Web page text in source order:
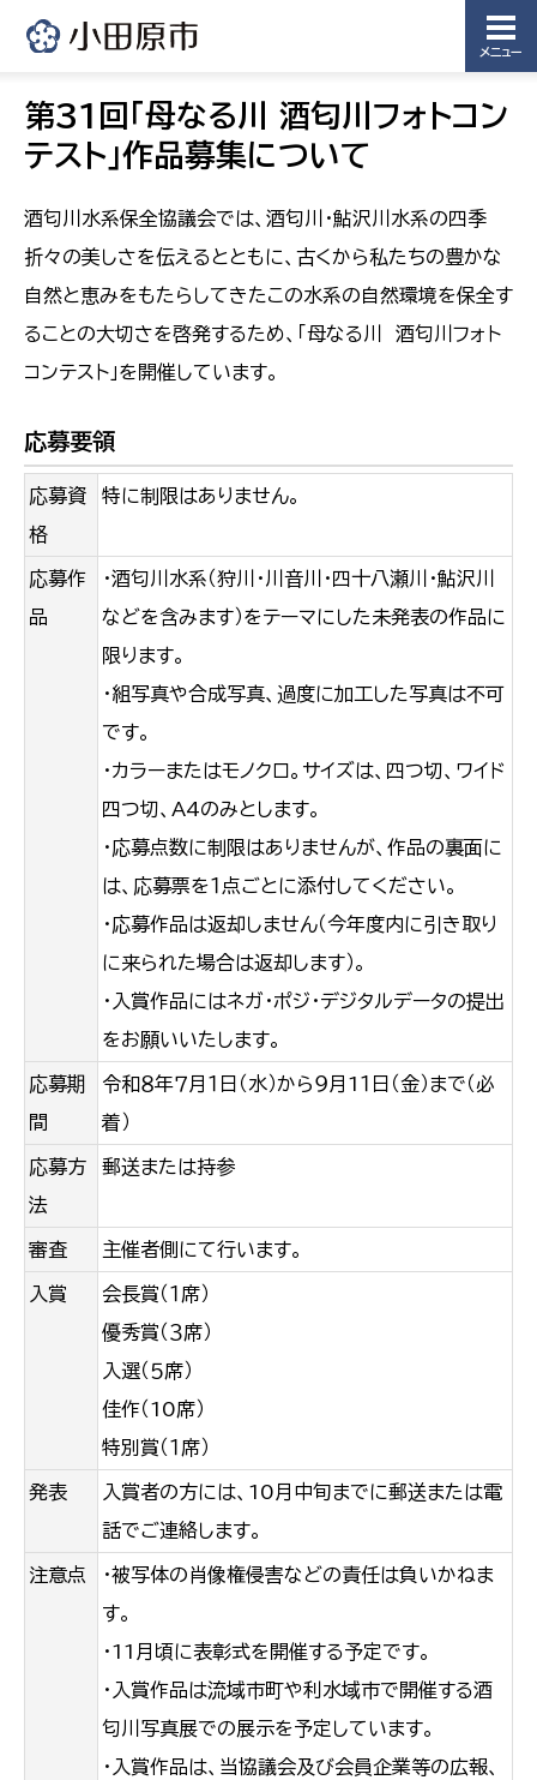
メニュー
第31回「母なる川 酒匂川フォトコン
テスト」作品募集について
酒匂川水系保全協議会では、酒匂川・鮎沢川水系の四季
折々の美しさを伝えるとともに、古くから私たちの豊かな
自然と恵みをもたらしてきたこの水系の自然環境を保全す
ることの大切さを啓発するため、「母なる川 酒匂川フォト
コンテスト」を開催しています。
応募要領
応募資
格
特に制限はありません。
応募作
品
・酒匂川水系（狩川・川音川・四十八瀬川・鮎沢川
などを含みます）をテーマにした未発表の作品に
限ります。
・組写真や合成写真、過度に加工した写真は不可
です。
・カラーまたはモノクロ。サイズは、四つ切、ワイド
四つ切、A4のみとします。
・応募点数に制限はありませんが、作品の裏面に
は、応募票を１点ごとに添付してください。
・応募作品は返却しません（今年度内に引き取り
に来られた場合は返却します）。
・入賞作品にはネガ・ポジ・デジタルデータの提出
をお願いいたします。
応募期
間
令和８年７月１日（水）から９月1１日（金）まで（必
着）
応募方
法
郵送または持参
審査 主催者側にて行います。
入賞
会長賞（１席）
優秀賞（３席）
入選（５席）
佳作（10席）
特別賞（１席）
発表
入賞者の方には、10月中旬までに郵送または電
話でご連絡します。
注意点
・被写体の肖像権侵害などの責任は負いかねま
す。
・11月頃に表彰式を開催する予定です。
・入賞作品は流域市町や利水域市で開催する酒
匂川写真展での展示を予定しています。
・入賞作品は、当協議会及び会員企業等の広報、